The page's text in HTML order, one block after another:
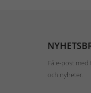
Få e-post
och nyheter.